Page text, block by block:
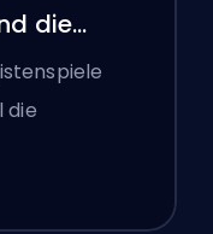
die
von
die